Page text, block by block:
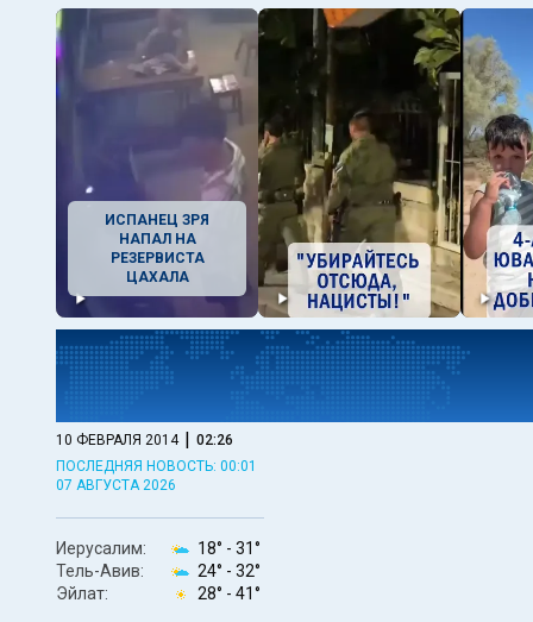
ИСПАНЕЦ ЗРЯ
НАПАЛ НА
РЕЗЕРВИСТА
ЦАХАЛА
10 ФЕВРАЛЯ 2014 | 02:26
ПОСЛЕДНЯЯ НОВОСТЬ: 00:01
07 АВГУСТА 2026
Иерусалим: 18° - 31°
Тель-Авив:
24° - 32°
Эйлат:
28° - 41°